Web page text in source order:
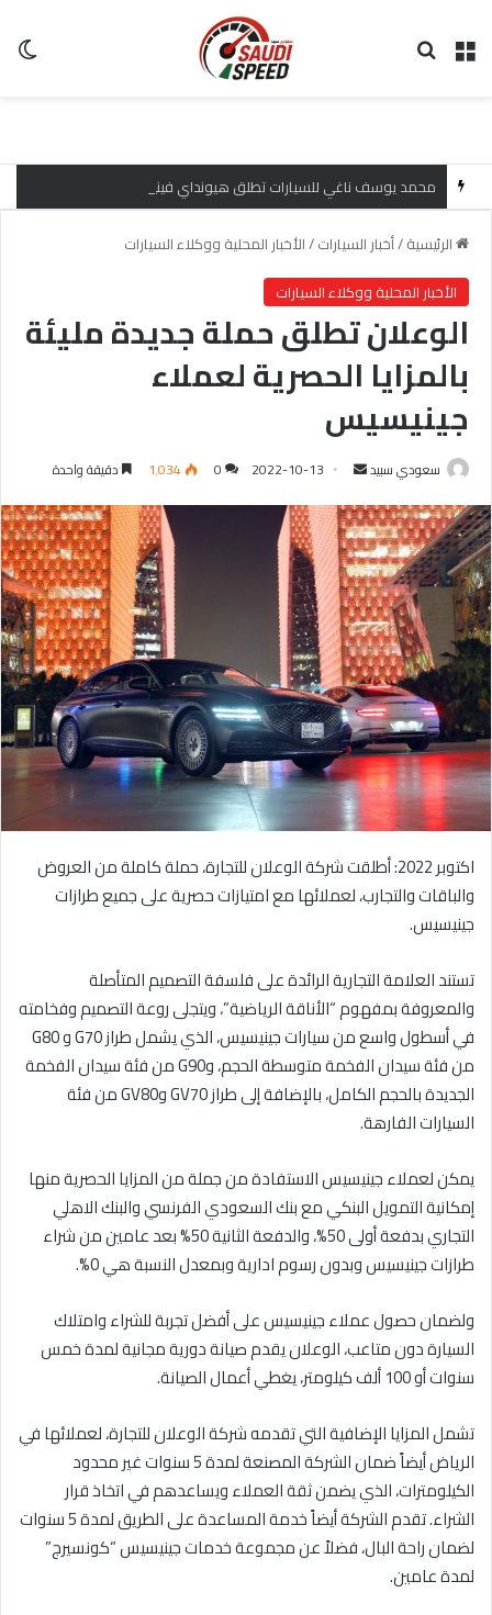
القائمة
الرئيسية/أخبار السيارات/الأخبار المحلية ووكلاء السيارات
الأخبار المحلية ووكلاء السيارات
الوعلان تطلق حملة جديدة مليئة
بالمزايا الحصرية لعملاء
جينيسيس
سعودي سبيد
س
ل
ب
ر
ي
د
ا
إ
ل
ك
ت
ر
و
ن
ي
2022-10-13
0 1٬034 دقيقة واحدة
اكتوبر 2022: أطلقت شركة الوعلان للتجارة، حملة كاملة من العروض
والباقات والتجارب، لعملائها مع امتيازات حصرية على جميع طرازات
جينيسيس.
تستند العلامة التجارية الرائدة على فلسفة التصميم المتأصلة
والمعروفة بمفهوم “الأناقة الرياضية”، ويتجلى روعة التصميم وفخامته
في أسطول واسع من سيارات جينيسيس، الذي يشمل طراز G70 و G80
من فئة سيدان الفخمة متوسطة الحجم، وG90 من فئة سيدان الفخمة
الجديدة بالحجم الكامل، بالإضافة إلى طراز GV70 وGV80 من فئة
السيارات الفارهة.
يمكن لعملاء جينيسيس الاستفادة من جملة من المزايا الحصرية منها
إمكانية التمويل البنكي مع بنك السعودي الفرنسي والبنك الاهلي
التجاري بدفعة أولى 50%، والدفعة الثانية 50% بعد عامين من شراء
طرازات جينيسيس وبدون رسوم ادارية وبمعدل النسبة هي 0%.
ولضمان حصول عملاء جينيسيس على أفضل تجربة للشراء وامتلاك
السيارة دون متاعب، الوعلان يقدم صيانة دورية مجانية لمدة خمس
سنوات أو 100 ألف كيلومتر، يغطي أعمال الصيانة.
تشمل المزايا الإضافية التي تقدمه شركة الوعلان للتجارة، لعملائها في
الرياض أيضاً ضمان الشركة المصنعة لمدة 5 سنوات غير محدود
الكيلومترات، الذي يضمن ثقة العملاء ويساعدهم في اتخاذ قرار
الشراء. تقدم الشركة أيضاً خدمة المساعدة على الطريق لمدة 5 سنوات
لضمان راحة البال، فضلاً عن مجموعة خدمات جينيسيس “كونسيرج”
لمدة عامين.